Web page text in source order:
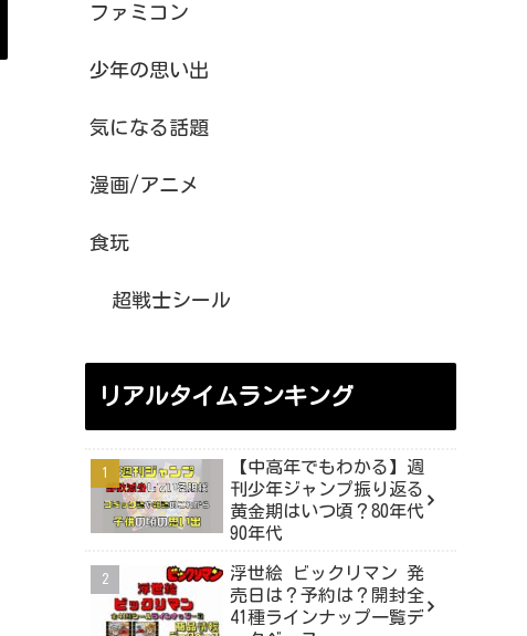
ファミコン
少年の思い出
気になる話題
漫画/アニメ
食玩
超戦士シール
リアルタイムランキング
【中高年でもわかる】週
刊少年ジャンプ振り返る
黄金期はいつ頃？80年代
90年代
浮世絵 ビックリマン 発
売日は？予約は？開封全
41種ラインナップ一覧デ